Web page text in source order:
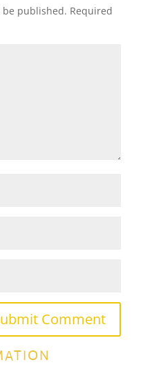
published. Required
Comment